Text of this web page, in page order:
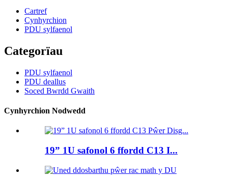
Cartref
Cynhyrchion
PDU sylfaenol
Categorïau
PDU sylfaenol
PDU deallus
Soced Bwrdd Gwaith
Cynhyrchion Nodwedd
19” 1U safonol 6 ffordd C13 I...